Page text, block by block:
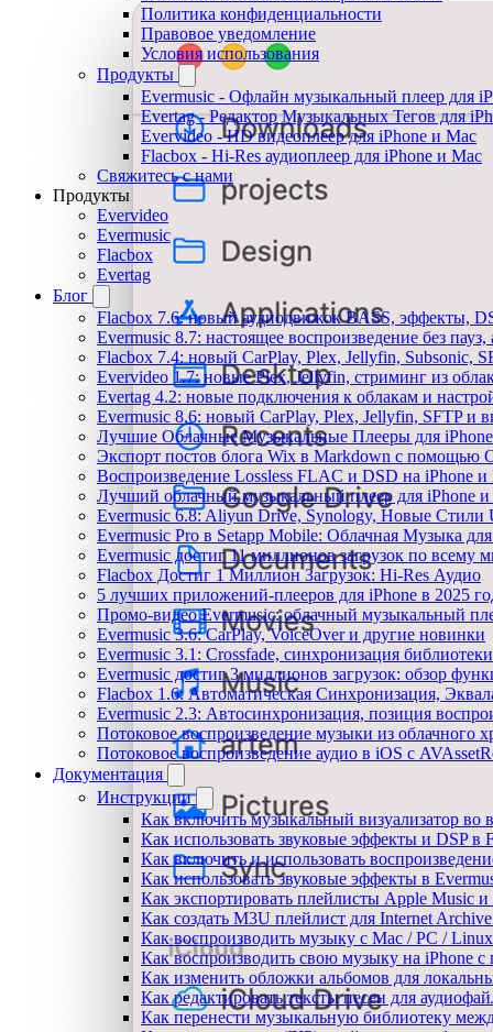
Политика конфиденциальности
Правовое уведомление
Условия использования
Продукты
Evermusic - Офлайн музыкальный плеер для
Evertag - Редактор Музыкальных Тегов для
Evervideo - HD видеоплеер для iPhone и Mac
Flacbox - Hi-Res аудиоплеер для iPhone и Mac
Свяжитесь с нами
Продукты
Evervideo
Evermusic
Flacbox
Evertag
Блог
Flacbox 7.6: новый аудиодвижок BASS, эффекты,
Evermusic 8.7: настоящее воспроизведение без
Flacbox 7.4: новый CarPlay, Plex, Jellyfin, Subsonic,
Evervideo 1.7: новые Plex, Jellyfin, стриминг из
Evertag 4.2: новые подключения к облакам и
Evermusic 8.6: новый CarPlay, Plex, Jellyfin, SFTP и
Лучшие Облачные Музыкальные Плееры для iPhone
Экспорт постов блога Wix в Markdown с помощью
Воспроизведение Lossless FLAC и DSD на iPhone и
Лучший облачный музыкальный плеер для iPhone и
Evermusic 6.8: Aliyun Drive, Synology, Новые Стили
Evermusic Pro в Setapp Mobile: Облачная Музыка
Evermusic достиг 11 миллионов загрузок по всему
Flacbox Достиг 1 Миллион Загрузок: Hi-Res Аудио
5 лучших приложений-плееров для iPhone в 2025
Промо-видео Evermusic: облачный музыкальный
Evermusic 3.6: CarPlay, VoiceOver и другие новинки
Evermusic 3.1: Crossfade, синхронизация
Evermusic достиг 3 миллионов загрузок: обзор
Flacbox 1.6: Автоматическая Синхронизация,
Evermusic 2.3: Автосинхронизация, позиция
Потоковое воспроизведение музыки из облачного
Потоковое воспроизведение аудио в iOS с
Документация
Инструкции
Как включить музыкальный визуализатор во
Как использовать звуковые эффекты и DSP в
Как включить и использовать
Как использовать звуковые эффекты в
Как экспортировать плейлисты Apple Music
Как создать M3U плейлист для Internet
Как воспроизводить музыку с Mac / PC /
Как воспроизводить свою музыку на iPhone
Как изменить обложки альбомов для
Как редактировать тексты песен для
Как перенести музыкальную библиотеку